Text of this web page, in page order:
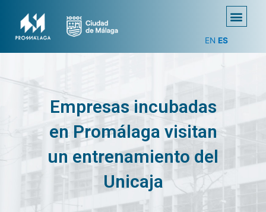
EN ES
Empresas incubadas
en Promálaga visitan
un entrenamiento del
Unicaja